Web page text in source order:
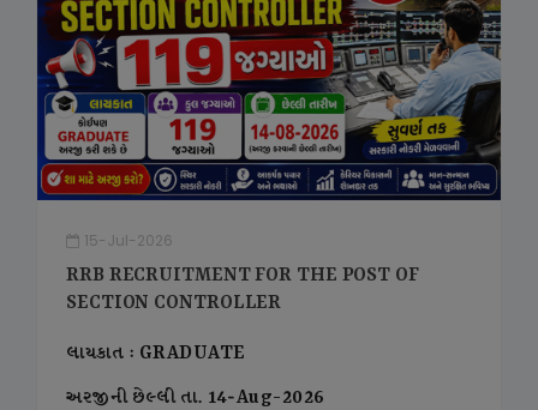
15-Jul-2026
RRB RECRUITMENT FOR THE POST OF
SECTION CONTROLLER
લાયકાત : GRADUATE
અરજીની છેલ્લી તા. 14-Aug-2026